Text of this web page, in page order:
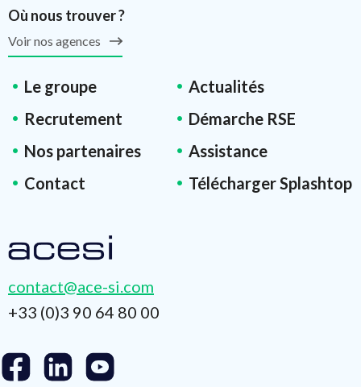
Où nous trouver ?
Voir nos agences
Le groupe
Actualités
Recrutement
Démarche RSE
Nos partenaires
Assistance
Contact
Télécharger Splashtop
contact@ace-si.com
+33 (0)3 90 64 80 00